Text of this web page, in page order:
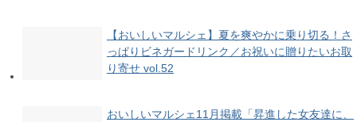
【おいしいマルシェ】夏を爽やかに乗り切る！さ
っぱりビネガードリンク／お祝いに贈りたいお取
り寄せ vol.52
おいしいマルシェ11月掲載「昇進した女友達に、